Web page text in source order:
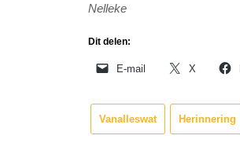
Nelleke
Dit delen:
E-mail X
Vanalleswat Herinnering